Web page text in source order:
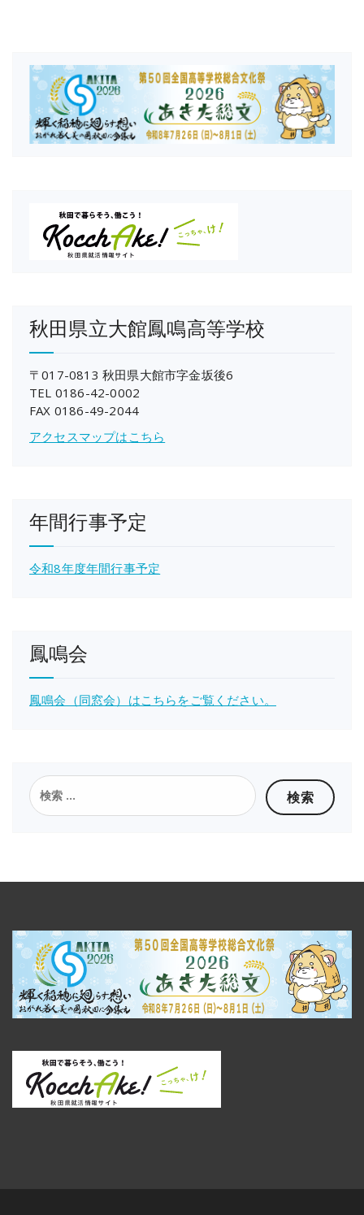
秋田県立大館鳳鳴高等学校
〒017-0813 秋田県大館市字金坂後6
TEL 0186-42-0002
FAX 0186-49-2044
アクセスマップはこちら
年間行事予定
令和8年度年間行事予定
鳳鳴会
鳳鳴会（同窓会）はこちらをご覧ください。
検
索: